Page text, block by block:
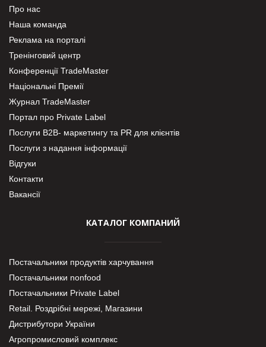
Про нас
Наша команда
Реклама на порталі
Тренінговий центр
Конференції TradeMaster
Національні Премії
Журнал TradeMaster
Портал про Private Label
Послуги В2В- маркетингу та PR для клієнтів
Послуги з надання інформації
Відгуки
Контакти
Вакансії
КАТАЛОГ КОМПАНИЙ
Постачальники продуктів харчування
Постачальники nonfood
Постачальники Private Label
Retail. Роздрібні мережі, Магазини
Дистрибутори України
Агропромисловий комплекс